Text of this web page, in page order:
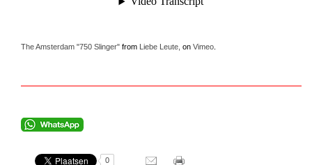
The Amsterdam "750 Slinger" from Liebe Leute, on Vimeo
0